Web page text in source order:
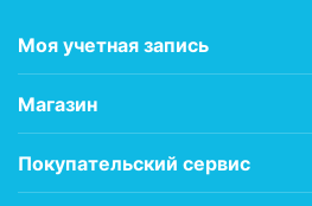
Моя учетная запись
Магазин
Покупательский сервис